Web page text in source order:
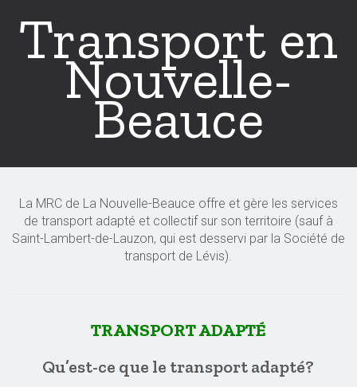
Transport en
Nouvelle-
Beauce
La MRC de La Nouvelle-Beauce offre et gère les services
de transport adapté et collectif sur son territoire (sauf à
Saint-Lambert-de-Lauzon, qui est desservi par la Société de
transport de Lévis).
TRANSPORT ADAPTÉ
Qu’est-ce que le transport adapté?